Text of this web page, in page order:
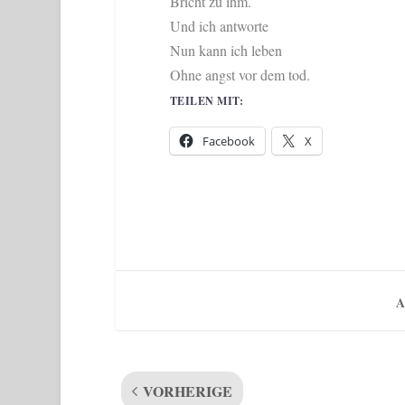
Und ich antworte
Nun kann ich leben
Ohne angst vor dem tod.
TEILEN MIT:
Facebook X
VORHERIGE